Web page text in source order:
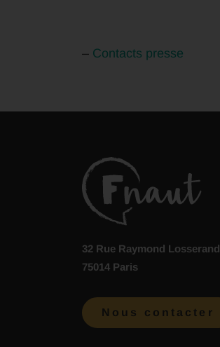
– Contacts presse
32 Rue Raymond Losserand
75014 Paris
Nous contacter